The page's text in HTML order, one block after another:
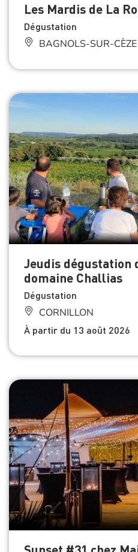
Les Mardis de La
Dégustation
BAGNOLS-SUR-CÈZE
Jeudis dégustation
domaine Challias
Dégustation
CORNILLON
À partir du 13 août 2026